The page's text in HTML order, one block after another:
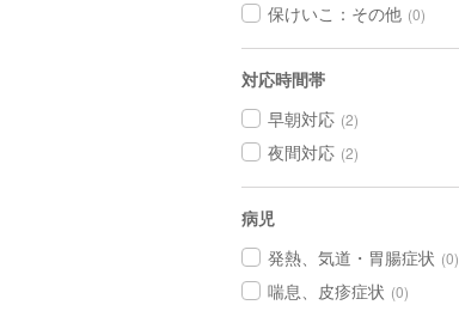
保けいこ：その他 (0)
対応時間帯
早朝対応 (2)
夜間対応 (2)
病児
発熱、気道・胃腸症状 (0)
喘息、皮疹症状 (0)